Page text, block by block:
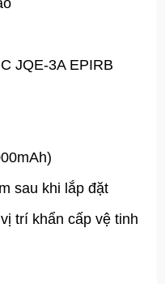
JQE-3A EPIRB
sau khi lắp đặt
trí khẩn cấp vệ tinh